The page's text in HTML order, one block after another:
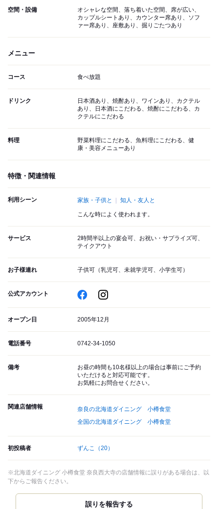
空間・設備
オシャレな空間、落ち着いた空間、席が広い、
カップルシートあり、カウンター席あり、ソフ
ァー席あり、座敷あり、掘りごたつあり
メニュー
コース 食べ放題
ドリンク
日本酒あり、焼酎あり、ワインあり、カクテル
あり、日本酒にこだわる、焼酎にこだわる、カ
クテルにこだわる
料理
野菜料理にこだわる、魚料理にこだわる、健
康・美容メニューあり
特徴・関連情報
利用シーン 家族・子供と 知人・友人と
こんな時によく使われます。
サービス
2時間半以上の宴会可、お祝い・サプライズ可、
テイクアウト
お子様連れ 子供可（乳児可、未就学児可、小学生可）
公式アカウント
オープン日 2005年12月
電話番号 0742-34-1050
備考
お昼の時間も10名様以上の場合は事前にご予約
いただけると対応可能です。
お気軽にお問合せください。
関連店舗情報
奈良の北海道ダイニング 小樽食堂
全国の北海道ダイニング 小樽食堂
初投稿者 ずんこ （20）
※北海道ダイニング 小樽食堂 奈良西大寺の店舗情報に誤りがある場合は、以
下からご報告ください。
誤りを報告する